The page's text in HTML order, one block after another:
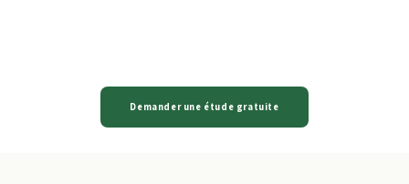
Demander une étude gratuite